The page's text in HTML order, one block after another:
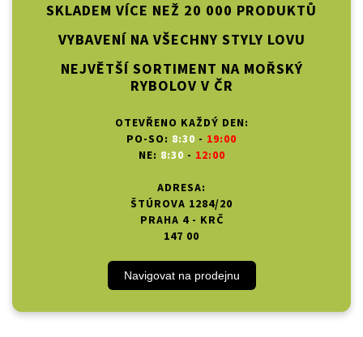
SKLADEM VÍCE NEŽ 20 000 PRODUKTŮ
VYBAVENÍ NA VŠECHNY STYLY LOVU
NEJVĚTŠÍ SORTIMENT NA MOŘSKÝ
RYBOLOV V ČR
OTEVŘENO KAŽDÝ DEN:
PO-SO: 8:30 - 19:00
NE: 8:30 - 12:00
ADRESA:
ŠTÚROVA 1284/20
PRAHA 4 - KRČ
147 00
Navigovat na prodejnu